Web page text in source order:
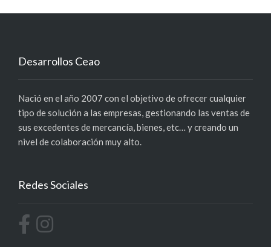
Desarrollos Ceao
Nació en el año 2007 con el objetivo de ofrecer cualquier
tipo de solución a las empresas, gestionando las ventas de
sus excedentes de mercancía, bienes, etc… y creando un
nivel de colaboración muy alto.
Redes Sociales